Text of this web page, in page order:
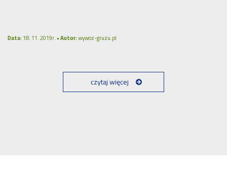
Data:18. 11. 2019r. •Autor:wywoz-gruzu.pl
czytaj więcej